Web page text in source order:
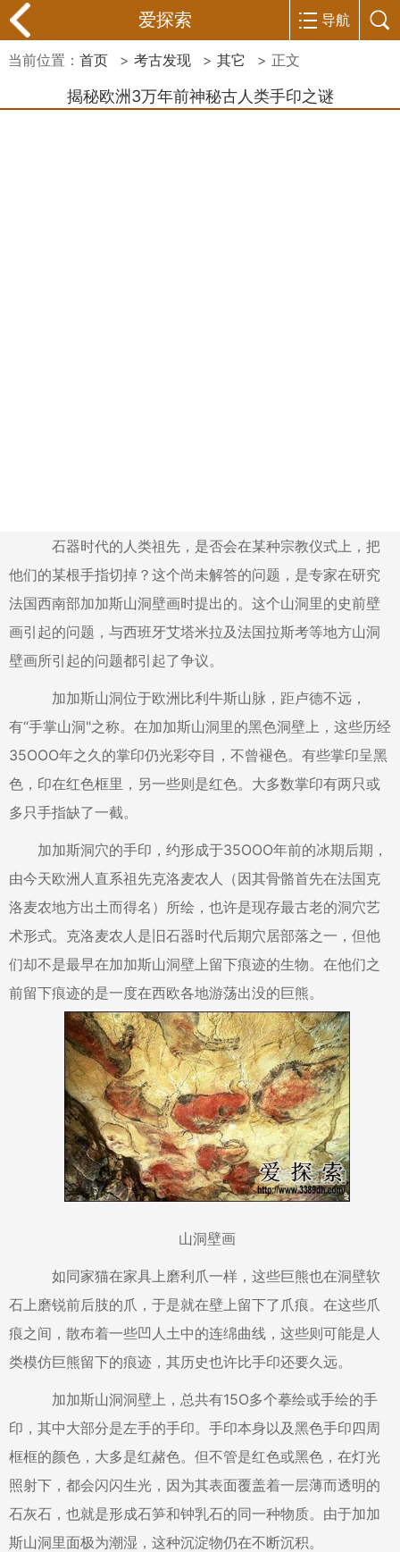
爱探索 导航
当前位置： 首页 > 考古发现 > 其它 > 正文
揭秘欧洲3万年前神秘古人类手印之谜
石器时代的人类祖先，是否会在某种宗教仪式上，把
他们的某根手指切掉？这个尚未解答的问题，是专家在研究
法国西南部加加斯山洞壁画时提出的。这个山洞里的史前壁
画引起的问题，与西班牙艾塔米拉及法国拉斯考等地方山洞
壁画所引起的问题都引起了争议。
加加斯山洞位于欧洲比利牛斯山脉，距卢德不远，
有“手掌山洞"之称。在加加斯山洞里的黑色洞壁上，这些历经
35OOO年之久的掌印仍光彩夺目，不曾褪色。有些掌印呈黑
色，印在红色框里，另一些则是红色。大多数掌印有两只或
多只手指缺了一截。
加加斯洞穴的手印，约形成于35OOO年前的冰期后期，
由今天欧洲人直系祖先克洛麦农人（因其骨骼首先在法国克
洛麦农地方出土而得名）所绘，也许是现存最古老的洞穴艺
术形式。克洛麦农人是旧石器时代后期穴居部落之一，但他
们却不是最早在加加斯山洞壁上留下痕迹的生物。在他们之
前留下痕迹的是一度在西欧各地游荡出没的巨熊。
山洞壁画
如同家猫在家具上磨利爪一样，这些巨熊也在洞壁软
石上磨锐前后肢的爪，于是就在壁上留下了爪痕。在这些爪
痕之间，散布着一些凹人土中的连绵曲线，这些则可能是人
类模仿巨熊留下的痕迹，其历史也许比手印还要久远。
加加斯山洞洞壁上，总共有15O多个摹绘或手绘的手
印，其中大部分是左手的手印。手印本身以及黑色手印四周
框框的颜色，大多是红赭色。但不管是红色或黑色，在灯光
照射下，都会闪闪生光，因为其表面覆盖着一层薄而透明的
石灰石，也就是形成石笋和钟乳石的同一种物质。由于加加
斯山洞里面极为潮湿，这种沉淀物仍在不断沉积。